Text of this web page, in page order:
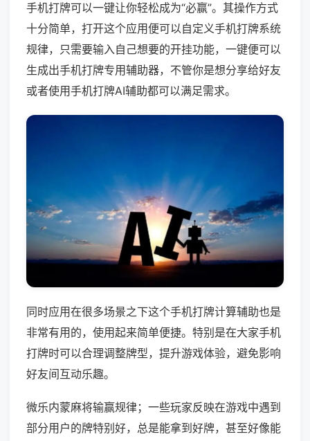
手机打牌可以一键让你轻松成为“必赢”。其操作方式
十分简单，打开这个应用便可以自定义手机打牌系统
规律，只需要输入自己想要的开挂功能，一键便可以
生成出手机打牌专用辅助器，不管你是想分享给好友
或者使用手机打牌AI辅助都可以满足需求。
同时应用在很多场景之下这个手机打牌计算辅助也是
非常有用的，使用起来简单便捷。特别是在大家手机
打牌时可以合理调整牌型，提升游戏体验，避免影响
好友间互动乐趣。
微乐内蒙麻将输赢规律；一些玩家反映在游戏中遇到
部分用户的牌特别好，总是能拿到好牌，甚至好像能